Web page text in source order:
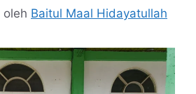
oleh Baitul Maal Hidayatullah